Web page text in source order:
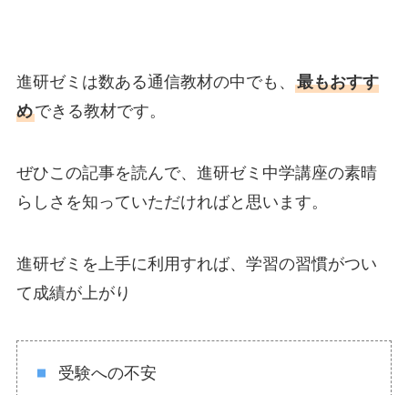
進研ゼミは数ある通信教材の中でも、 最もおすす
めできる教材です。
ぜひこの記事を読んで、進研ゼミ中学講座の素晴
らしさを知っていただければと思います。
進研ゼミを上手に利用すれば、学習の習慣がつい
て成績が上がり
受験への不安